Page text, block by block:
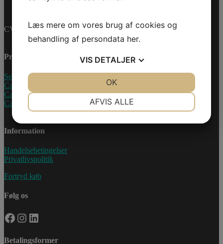
CVR-nummer: 27233678
Produkter
Sea-Doo Vandscooter
Can-Am ATV
Can-Am UTV
Can-Am Roadster
Information
Handelsebetingelser
Privatlivspolitik
Fortryd køb
Følg os
Facebook
Instagram
LinkedIn
Betalingsformer
Læs mere om vores brug af cookies og
behandling af persondata her.
VIS DETALJER
AFVIS ALLE
OK